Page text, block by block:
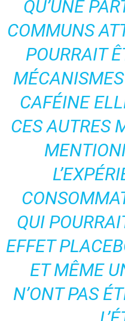
QU’UNE
COMMUNS
POURRAIT
CAFÉINE
CES AUTRES
QUI
EFFET
ET MÊME
N’ONT PAS